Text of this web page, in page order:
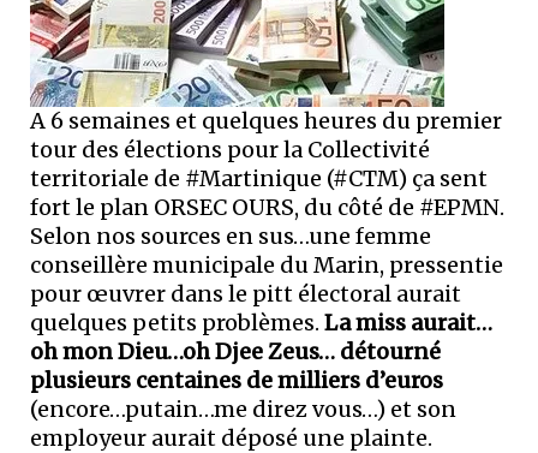
A 6 semaines et quelques heures du premier
tour des élections pour la Collectivité
territoriale de #Martinique (#CTM) ça sent
fort le plan ORSEC OURS, du côté de #EPMN.
Selon nos sources en sus…une femme
conseillère municipale du Marin, pressentie
pour œuvrer dans le pitt électoral aurait
quelques petits problèmes. La miss aurait…
oh mon Dieu…oh Djee Zeus… détourné
plusieurs centaines de milliers d’euros
(encore…putain…me direz vous…) et son
employeur aurait déposé une plainte.